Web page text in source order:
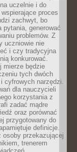
uczelnie i do
proces
zachwyt, bo
pytania, generować
problemów. Z
uczniowie nie
i czy tradycyjna
konkurować.
mierze będzie
tych dwóch
cyfrowych narzędzi.
dla nauczycieli
korzystania z
zadać mądre
oraz porównać
przygotowany do
definicje.
przekazującej
trenerem